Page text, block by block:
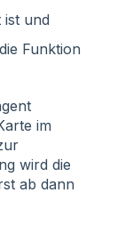
und
Funktion
im
wird die
ab dann